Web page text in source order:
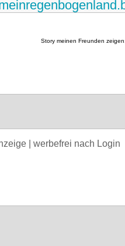
Story meinen Freunden
| werbefrei nach Login